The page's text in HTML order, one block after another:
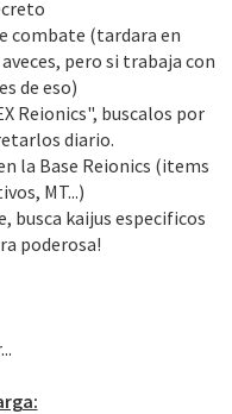
combate (tardara en
pero si trabaja con
de eso)
Reionics", buscalos por
diario.
la Base Reionics (items
MT...)
busca kaijus especificos
poderosa!